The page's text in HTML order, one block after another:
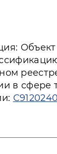
в сфере